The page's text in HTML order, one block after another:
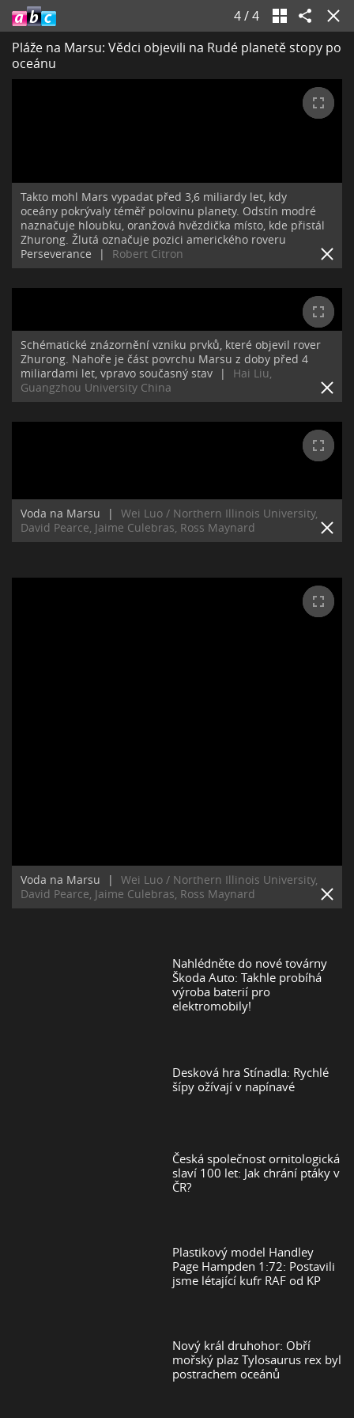
4/4
Pláže na Marsu: Vědci objevili na Rudé planetě stopy po
oceánu
Takto mohl Mars vypadat před 3,6 miliardy let, kdy
oceány pokrývaly téměř polovinu planety. Odstín modré
naznačuje hloubku, oranžová hvězdička místo, kde přistál
Zhurong. Žlutá označuje pozici amerického roveru
Perseverance
| Robert Citron
Schématické znázornění vzniku prvků, které objevil rover
Zhurong. Nahoře je část povrchu Marsu z doby před 4
miliardami let, vpravo současný stav
|
Hai Liu,
Guangzhou University China
Voda na Marsu |
Wei Luo / Northern Illinois University,
David Pearce, Jaime Culebras, Ross Maynard
Voda na Marsu |
Wei Luo / Northern Illinois University,
David Pearce, Jaime Culebras, Ross Maynard
Nahlédněte do nové továrny
Škoda Auto: Takhle probíhá
výroba baterií pro
elektromobily!
Desková hra Stínadla: Rychlé
šípy ožívají v napínavé
Česká společnost ornitologická
slaví 100 let: Jak chrání ptáky v
ČR?
Plastikový model Handley
Page Hampden 1:72: Postavili
jsme létající kufr RAF od KP
Nový král druhohor: Obří
mořský plaz Tylosaurus rex byl
postrachem oceánů